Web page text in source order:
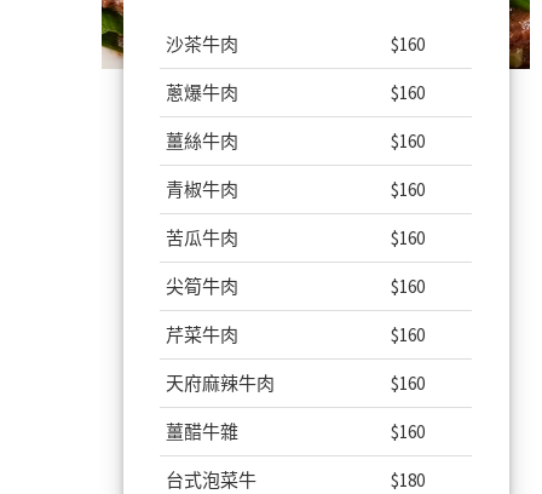
沙茶牛肉 $160
蔥爆牛肉 $160
薑絲牛肉 $160
青椒牛肉 $160
苦瓜牛肉 $160
尖筍牛肉 $160
芹菜牛肉 $160
天府麻辣牛肉 $160
薑醋牛雜 $160
台式泡菜牛 $180